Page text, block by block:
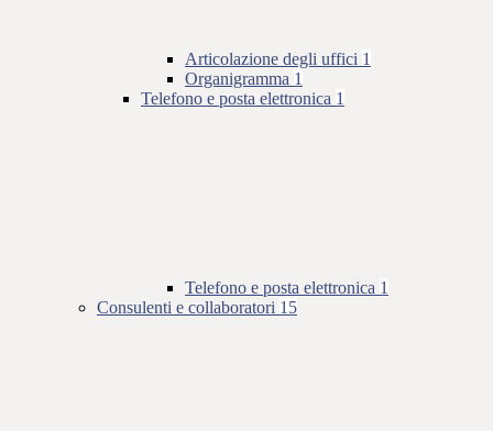
Articolazione degli uffici 1
Organigramma 1
Telefono e posta elettronica 1
Telefono e posta elettronica 1
Consulenti e collaboratori 15